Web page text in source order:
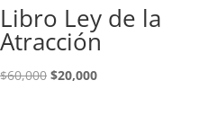
Libro Ley de la
Atracción
$60,000 El
$20,000El